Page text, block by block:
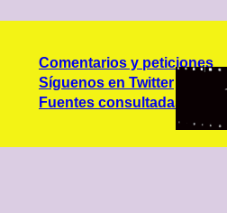
Comentarios y peticiones
Síguenos en Twitter
Fuentes consultadas